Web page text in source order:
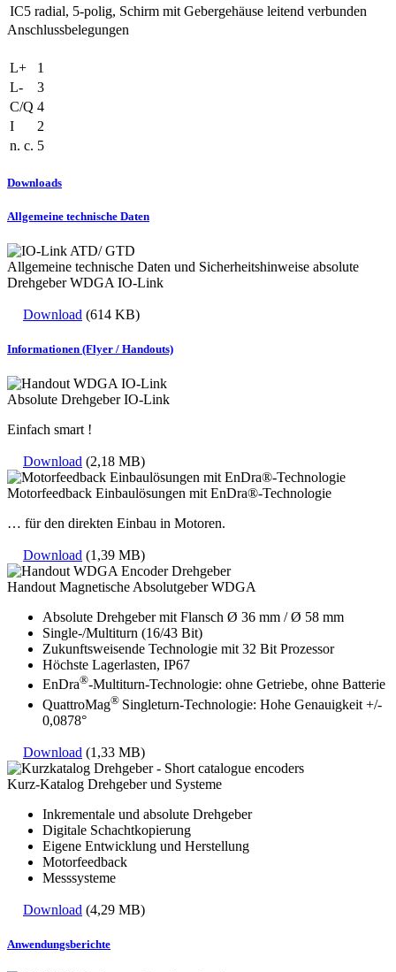
IC5 radial, 5-polig, Schirm mit Gebergehäuse leitend verbunden
Anschlussbelegungen
L+
1
L-
3
C/Q 4
I
2
n. c. 5
Downloads
Allgemeine technische Daten
Allgemeine technische Daten und Sicherheitshinweise absolute
Drehgeber WDGA IO-Link
Download (614 KB)
Informationen (Flyer / Handouts)
Absolute Drehgeber IO-Link
Einfach smart !
Download (2,18 MB)
Motorfeedback Einbaulösungen mit EnDra®-Technologie
… für den direkten Einbau in Motoren.
Download (1,39 MB)
Handout Magnetische Absolutgeber WDGA
Absolute Drehgeber mit Flansch Ø 36 mm / Ø 58 mm
Single-/Multiturn (16/43 Bit)
Zukunftsweisende Technologie mit 32 Bit Prozessor
Höchste Lagerlasten, IP67
EnDra®-Multiturn-Technologie: ohne Getriebe, ohne Batterie
QuattroMag® Singleturn-Technologie: Hohe Genauigkeit +/-
0,0878°
Download (1,33 MB)
Kurz-Katalog Drehgeber und Systeme
Inkrementale und absolute Drehgeber
Digitale Schachtkopierung
Eigene Entwicklung und Herstellung
Motorfeedback
Messsysteme
Download (4,29 MB)
Anwendungsberichte